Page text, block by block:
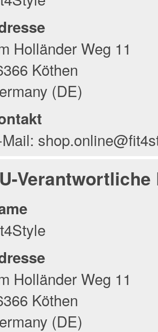
Holländer Weg 11
Köthen
(DE)
Verantwortliche
Holländer Weg 11
Köthen
(DE)